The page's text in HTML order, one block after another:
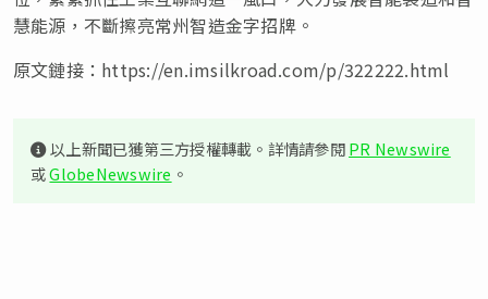
慧能源，不斷擦亮常州智造金字招牌。
原文鏈接：https://en.imsilkroad.com/p/322222.html
以上新聞已獲第三方授權轉載。詳情請參閱PR Newswire
或GlobeNewswire 。